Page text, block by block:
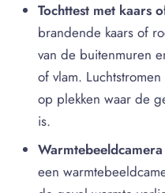
Tochttest met kaars
brandende kaars of
van de buitenmuren
of vlam.
op plekken waar de
is.
een